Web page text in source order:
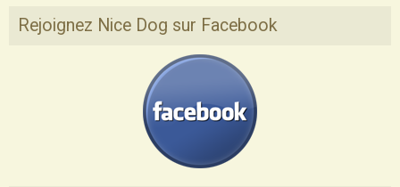
Rejoignez Nice Dog sur Facebook